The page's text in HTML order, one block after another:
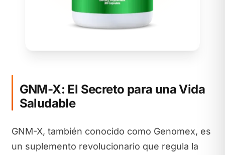
GNM-X: El Secreto para una Vida
Saludable
GNM-X, también conocido como Genomex, es
un suplemento revolucionario que regula la